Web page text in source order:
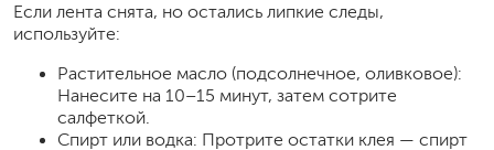
Если лента снята, но остались липкие следы,
используйте:
Растительное масло (подсолнечное, оливковое):
Нанесите на 10–15 минут, затем сотрите
салфеткой.
Спирт или водка: Протрите остатки клея — спирт